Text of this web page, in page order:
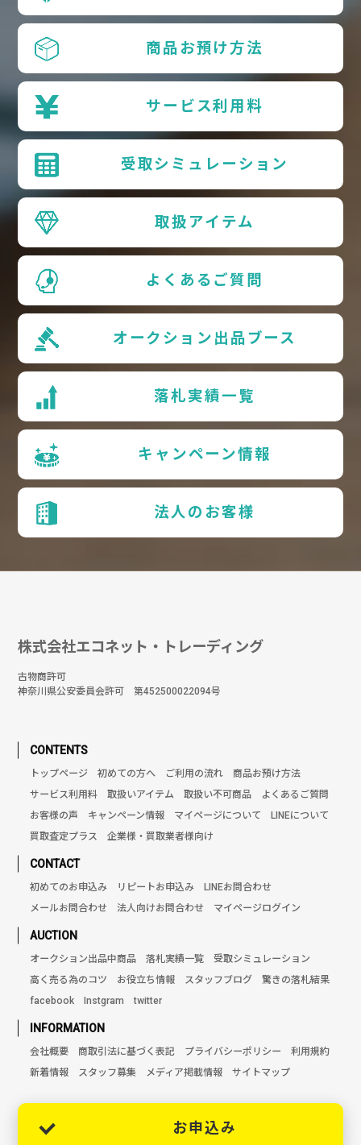
商品お預け方法
サービス利用料
受取シミュレーション
取扱アイテム
よくあるご質問
オークション出品ブース
落札実績一覧
キャンペーン情報
法人のお客様
株式会社エコネット・トレーディング
古物商許可
神奈川県公安委員会許可 第452500022094号
CONTENTS
トップページ 初めての方へ ご利用の流れ
商品お預け方法
サービス利用料
取扱いアイテム 取扱い不可商品
よくあるご質問
お客様の声
キャンペーン情報 マイページについて
LINEについて
買取査定プラス
企業様・買取業者様向け
CONTACT
初めてのお申込み リピートお申込み
LINEお問合わせ
メールお問合わせ
法人向けお問合わせ マイページログイン
AUCTION
オークション出品中商品 落札実績一覧
受取シミュレーション
高く売る為のコツ
お役立ち情報 スタッフブログ
驚きの落札結果
facebook
Instgram twitter
INFORMATION
会社概要 商取引法に基づく表記 プライバシーポリシー
利用規約
新着情報
スタッフ募集 メディア掲載情報 サイトマップ
お申込み